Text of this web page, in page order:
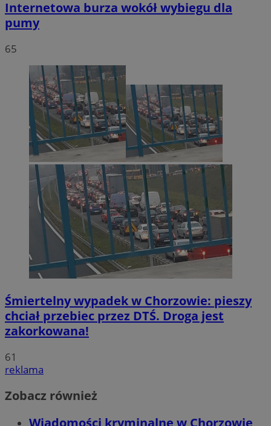
Internetowa burza wokół wybiegu dla
pumy
65
Śmiertelny wypadek w Chorzowie: pieszy
chciał przebiec przez DTŚ. Droga jest
zakorkowana!
61
reklama
Zobacz również
Wiadomości kryminalne w Chorzowie